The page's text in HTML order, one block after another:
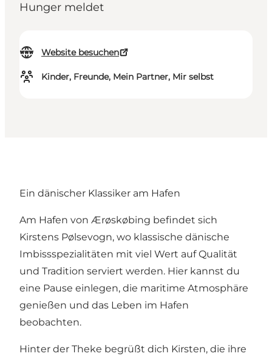
Hunger meldet
Website besuchen
Kinder, Freunde, Mein Partner, Mir selbst
Ein dänischer Klassiker am Hafen
Am Hafen von Ærøskøbing befindet sich
Kirstens Pølsevogn, wo klassische dänische
Imbissspezialitäten mit viel Wert auf Qualität
und Tradition serviert werden. Hier kannst du
eine Pause einlegen, die maritime Atmosphäre
genießen und das Leben im Hafen
beobachten.
Hinter der Theke begrüßt dich Kirsten, die ihre